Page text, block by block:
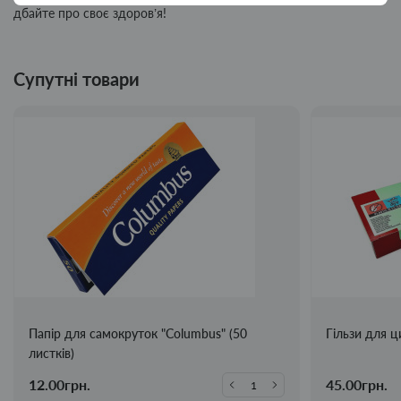
дбайте про своє здоров’я!
Супутні товари
Папір для самокруток "Columbus" (50
листків)
12.00грн.
Гільзи для
45.00грн.